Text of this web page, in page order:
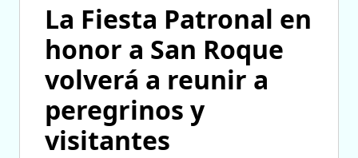
La Fiesta Patronal en
honor a San Roque
volverá a reunir a
peregrinos y
visitantes